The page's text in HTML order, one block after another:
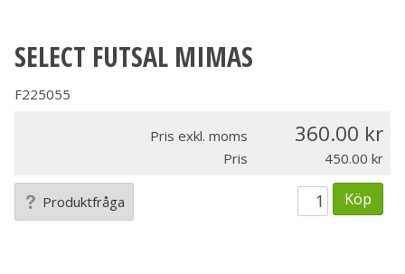
SELECT FUTSAL MIMAS
F225055
Pris exkl. moms 360.00
Pris 450.00
Produktfråga Köp